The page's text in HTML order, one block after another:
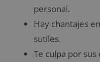
personal.
Hay chantajes
sutiles.
Te culpa por